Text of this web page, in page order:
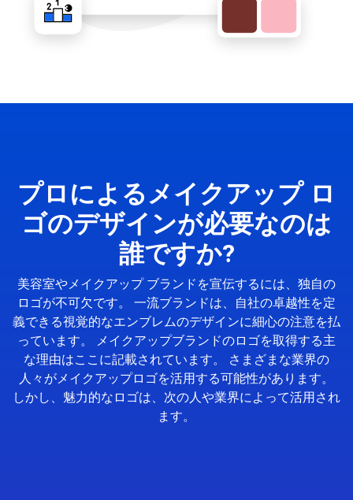
プロによるメイクアップ ロ
ゴのデザインが必要なのは
誰ですか?
美容室やメイクアップ ブランドを宣伝するには、独自の
ロゴが不可欠です。 一流ブランドは、自社の卓越性を定
義できる視覚的なエンブレムのデザインに細心の注意を払
っています。 メイクアップブランドのロゴを取得する主
な理由はここに記載されています。 さまざまな業界の
人々がメイクアップロゴを活用する可能性があります。
しかし、魅力的なロゴは、次の人や業界によって活用され
ます。